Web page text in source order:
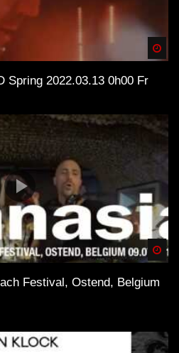
Spring 2022.03.13 0h00 Fr
Festival, Ostend, Belgium